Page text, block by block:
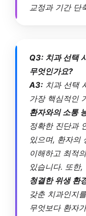
교정과 기간 단
Q3: 치과 선택
무엇인가요?
A3:치과 선택
가장 핵심적인
환자와의 소통
정확한 진단과
있으며, 환자의
이해하고 최적
있습니다. 또한,
청결한 위생 환
갖춘 치과인지
무엇보다 환자